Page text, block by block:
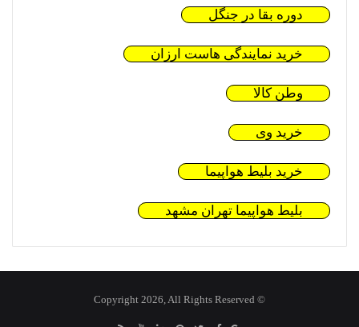
دوره بقا در جنگل
خرید نمایندگی هاست ارزان
وطن کالا
خرید وی
خرید بلیط هواپیما
بلیط هواپیما تهران مشهد
© Copyright 2026, All Rights Reserved